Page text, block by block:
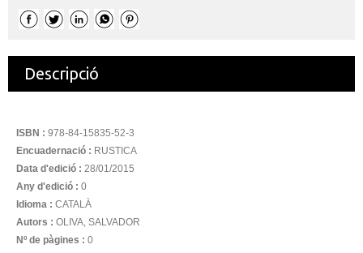
Descripció
ISBN : 978-84-15835-52-3
Encuadernació : RUSTICA
Data d'edició : 28/01/2015
Any d'edició : 0
Idioma : CATALÀ
Autors : OLIVA, SALVADOR
Nº de pàgines : 0